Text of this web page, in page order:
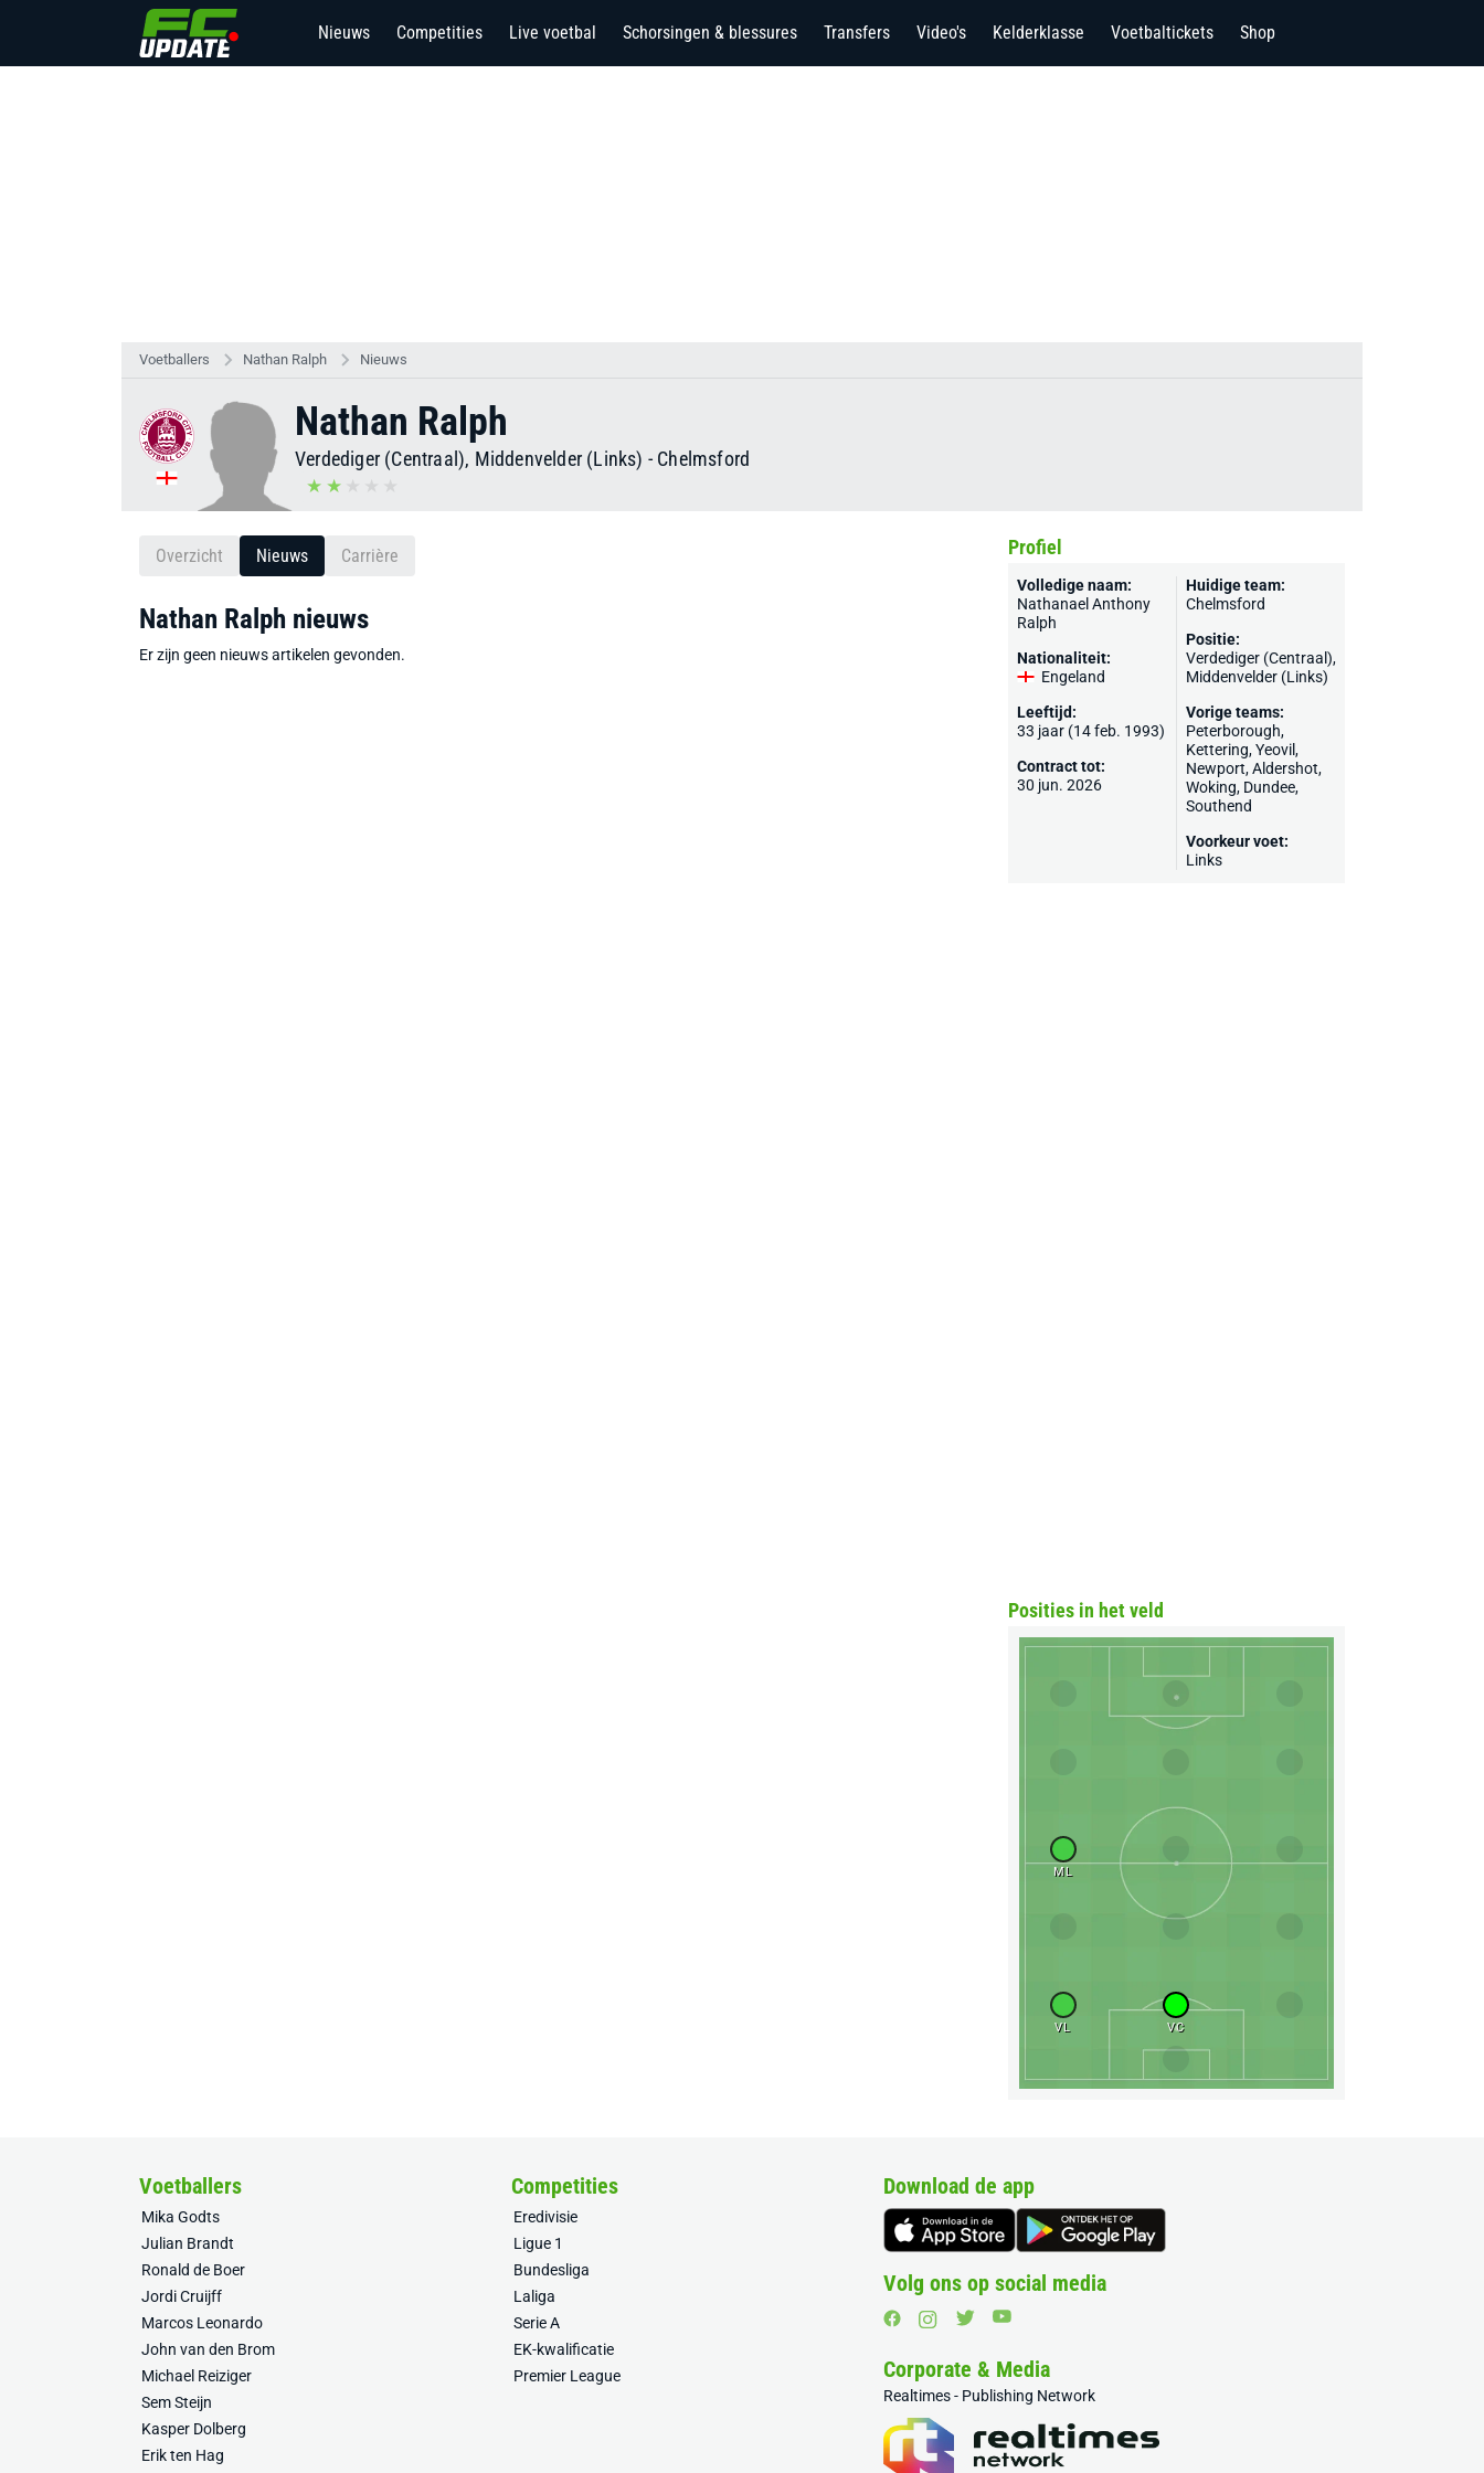
Nieuws Competities Live voetbal Schorsingen & blessures Transfers Video's Kelderklasse Voetbaltickets Shop
Voetballers Nathan Ralph Nieuws
Nathan Ralph
Verdediger (Centraal), Middenvelder (Links) - Chelmsford
Overzicht Nieuws Carrière
Nathan Ralph nieuws
Er zijn geen nieuws artikelen gevonden.
Profiel
Volledige naam:
Nathanael Anthony
Ralph
Nationaliteit:
Engeland
Leeftijd:
33 jaar (14 feb. 1993)
Contract tot:
30 jun. 2026
Huidige team:
Chelmsford
Positie:
Verdediger (Centraal),
Middenvelder (Links)
Vorige teams:
Peterborough,
Kettering,Yeovil,
Newport,Aldershot,
Woking, Dundee,
Southend
Voorkeur voet:
Links
Posities in het veld
ML
VL VC
Voetballers
Mika Godts
Julian Brandt
Ronald de Boer
Jordi Cruijff
Marcos Leonardo
John van den Brom
Michael Reiziger
Sem Steijn
Kasper Dolberg
Erik ten Hag
Competities
Eredivisie
Ligue 1
Bundesliga
Laliga
Serie A
EK-kwalificatie
Premier League
Download de app
Volg ons op social media
Corporate & Media
Realtimes - Publishing Network